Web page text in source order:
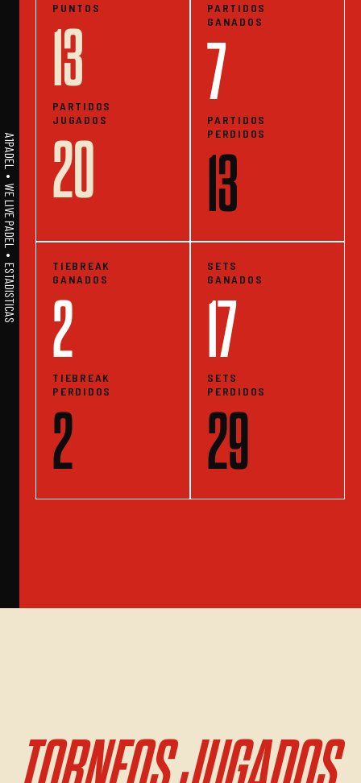
A1PADEL • WE LIVE PADEL • ESTADISTICAS
PUNTOS
13
PARTIDOS
JUGADOS
20
PARTIDOS
GANADOS
7
PARTIDOS
PERDIDOS
13
TIEBREAK
GANADOS
2
TIEBREAK
PERDIDOS
2
SETS
GANADOS
17
SETS
PERDIDOS
29